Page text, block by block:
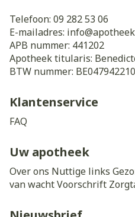
Telefoon: 09 282 53 06
E-mailadres: info@
APB nummer: 441202
Apotheek titularis:
BTW nummer:
Klantenservice
FAQ
Uw apotheek
Over ons Nuttige links
van wachtVoorschrift